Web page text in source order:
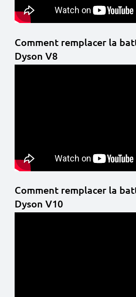
Comment remplacer la
Dyson V8
Comment remplacer la
Dyson V10